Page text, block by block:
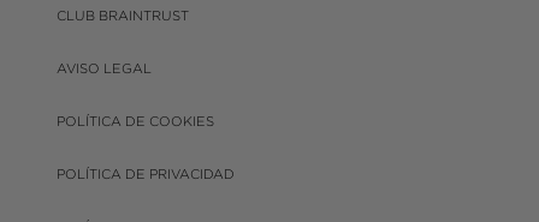
CLUB BRAINTRUST
AVISO LEGAL
POLÍTICA DE COOKIES
POLÍTICA DE PRIVACIDAD